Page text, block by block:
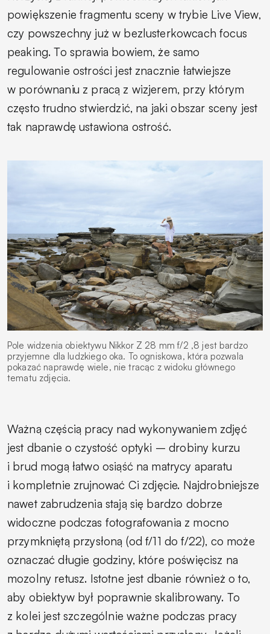
powiększenie fragmentu sceny w trybie Live View,
czy powszechny już w bezlusterkowcach focus
peaking. To sprawia bowiem, że samo
regulowanie ostrości jest znacznie łatwiejsze
w porównaniu z pracą z wizjerem, przy którym
często trudno stwierdzić, na jaki obszar sceny jest
tak naprawdę ustawiona ostrość.
Pole widzenia obiektywu Nikkor Z 28 mm f/2 ,8 jest bardzo
przyjemne dla ludzkiego oka. To ogniskowa, która pozwala
pokazać naprawdę wiele, nie tracąc z widoku głównego
tematu zdjęcia.
Ważną częścią pracy nad wykonywaniem zdjęć
jest dbanie o czystość optyki – drobiny kurzu
i brud mogą łatwo osiąść na matrycy aparatu
i kompletnie zrujnować Ci zdjęcie. Najdrobniejsze
nawet zabrudzenia stają się bardzo dobrze
widoczne podczas fotografowania z mocno
przymkniętą przysłoną (od f/11 do f/22), co może
oznaczać długie godziny, które poświęcisz na
mozolny retusz. Istotne jest dbanie również o to,
aby obiektyw był poprawnie skalibrowany. To
z kolei jest szczególnie ważne podczas pracy